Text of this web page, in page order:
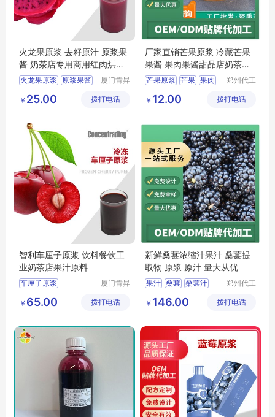
火龙果原浆 去籽原汁 原浆果
酱 奶茶店专用商用红肉烘培
饮料果肉
火龙果原浆
原浆果酱
餐饮果汁原料
厦门肯昇
限公司
￥ 25.00 拨打电话
厂家直销芒果原浆 冷藏芒果
果酱 果肉果酱甜品店奶茶店
商用批发
芒果原浆 芒果 果肉
郑州代工
技有限公
￥ 12.00 拨打电话
智利车厘子原浆 饮料餐饮工
业奶茶店果汁原料
车厘子原浆
车厘子果酱
果汁原料
厦门肯昇
限公司
￥ 65.00 拨打电话
新鲜桑葚浓缩汁果汁 桑葚提
取物 原浆 原汁 量大从优
果汁 桑葚 桑葚汁
郑州代工
技有限公
￥ 146.00 拨打电话